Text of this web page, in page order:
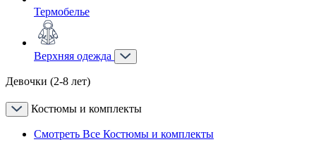
Термобелье
Верхняя одежда
Девочки (2-8 лет)
Костюмы и комплекты
Смотреть Все Костюмы и комплекты